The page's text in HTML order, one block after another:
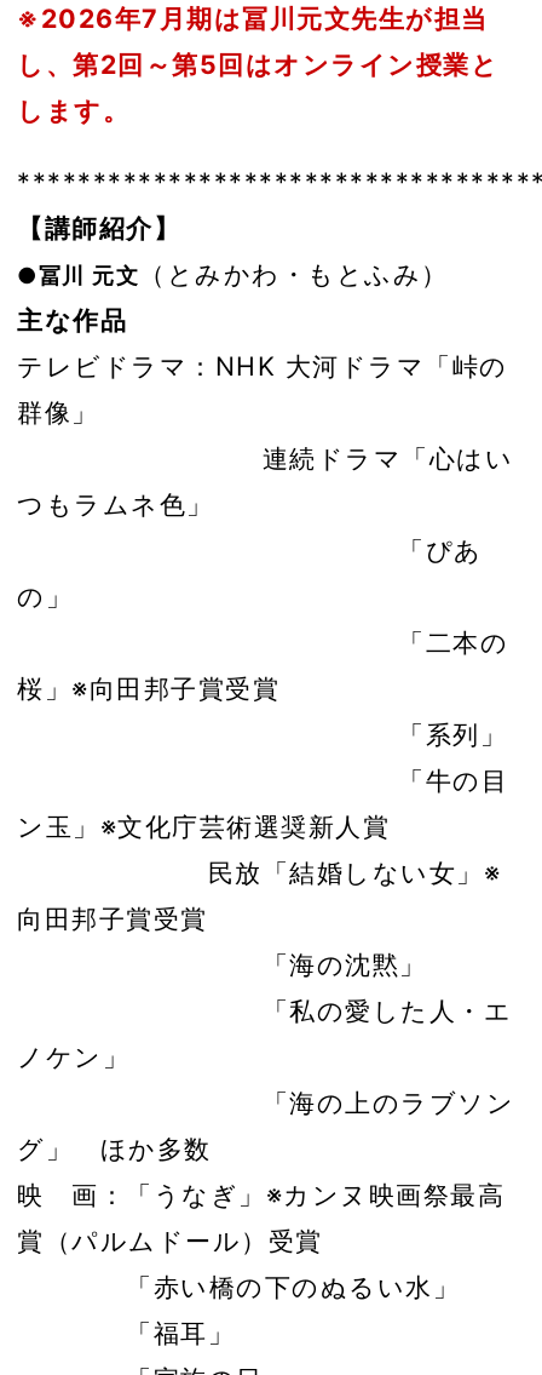
※2026年7月期は冨川元文先生が担当
し、第2回～第5回はオンライン授業と
します。
【講師紹介】
●冨川 元文
（とみかわ・もとふみ）
主な作品
テレビドラマ：NHK 大河ドラマ「峠の
群像」
連続ドラマ「心はい
つもラムネ色」
「ぴあ
の」
「二本の
桜」※向田邦子賞受賞
「系列」
「牛の目
ン玉」※文化庁芸術選奨新人賞
民放「結婚しない女」※
向田邦子賞受賞
「海の沈黙」
「私の愛した人・エ
ノケン」
「海の上のラブソン
グ」 ほか多数
映 画：「うなぎ」※カンヌ映画祭最高
賞（パルムドール）受賞
「赤い橋の下のぬるい水」
「福耳」